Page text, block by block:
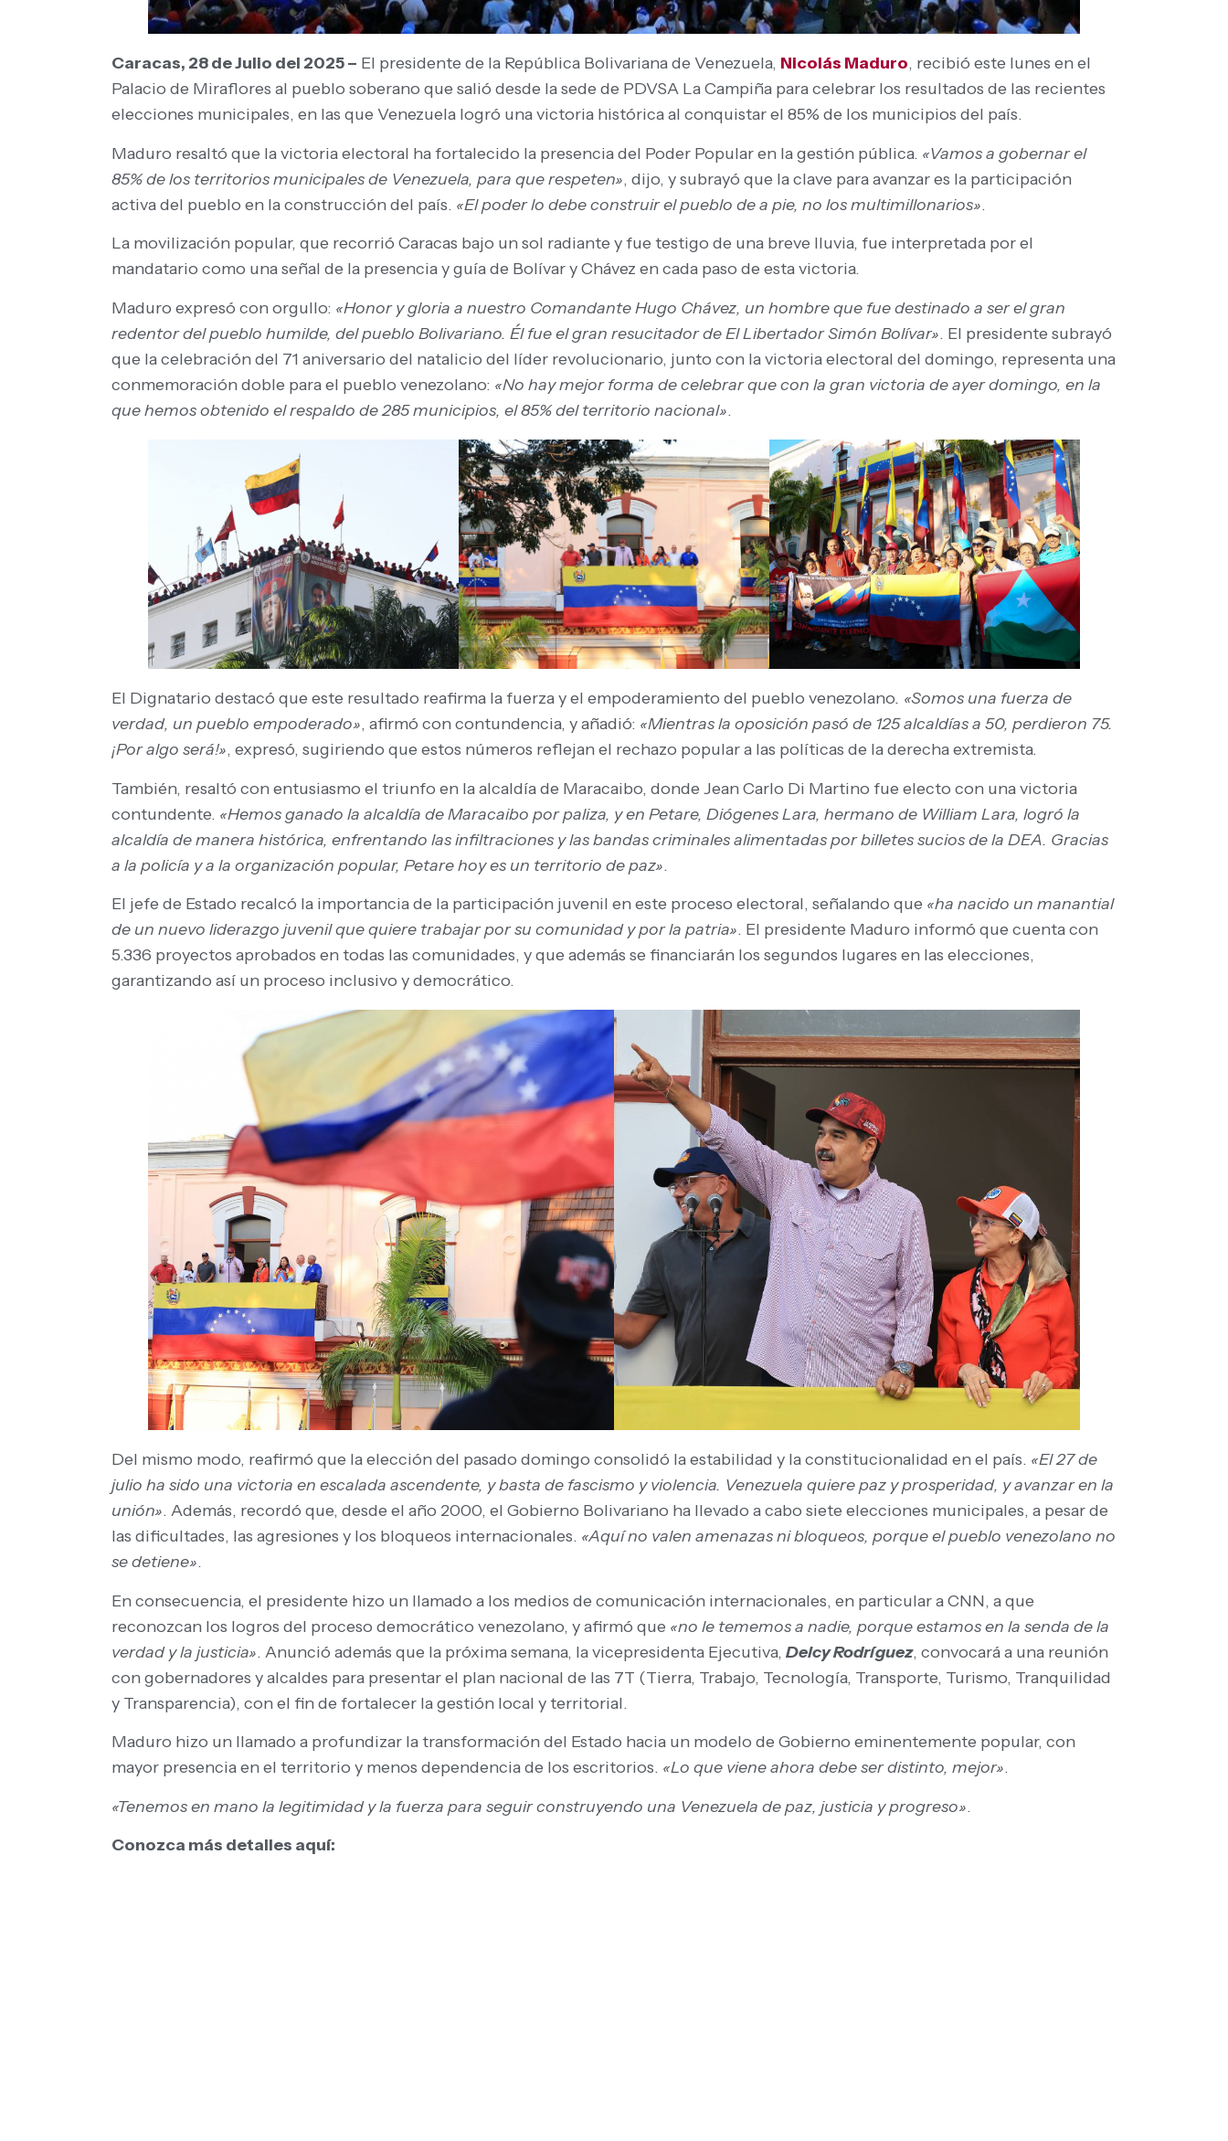
Caracas, 28 de Julio del 2025 – El presidente de la República Bolivariana de Venezuela, Nicolás Maduro, recibió este lunes en el
Palacio de Miraflores al pueblo soberano que salió desde la sede de PDVSA La Campiña para celebrar los resultados de las recientes
elecciones municipales, en las que Venezuela logró una victoria histórica al conquistar el 85% de los municipios del país.
Maduro resaltó que la victoria electoral ha fortalecido la presencia del Poder Popular en la gestión pública. «Vamos a gobernar el
85% de los territorios municipales de Venezuela, para que respeten», dijo, y subrayó que la clave para avanzar es la participación
activa del pueblo en la construcción del país. «El poder lo debe construir el pueblo de a pie, no los multimillonarios».
La movilización popular, que recorrió Caracas bajo un sol radiante y fue testigo de una breve lluvia, fue interpretada por el
mandatario como una señal de la presencia y guía de Bolívar y Chávez en cada paso de esta victoria.
Maduro expresó con orgullo: «Honor y gloria a nuestro Comandante Hugo Chávez, un hombre que fue destinado a ser el gran
redentor del pueblo humilde, del pueblo Bolivariano. Él fue el gran resucitador de El Libertador Simón Bolívar». El presidente subrayó
que la celebración del 71 aniversario del natalicio del líder revolucionario, junto con la victoria electoral del domingo, representa una
conmemoración doble para el pueblo venezolano: «No hay mejor forma de celebrar que con la gran victoria de ayer domingo, en la
que hemos obtenido el respaldo de 285 municipios, el 85% del territorio nacional».
El Dignatario destacó que este resultado reafirma la fuerza y el empoderamiento del pueblo venezolano. «Somos una fuerza de
verdad, un pueblo empoderado», afirmó con contundencia, y añadió: «Mientras la oposición pasó de 125 alcaldías a 50, perdieron 75.
¡Por algo será!», expresó, sugiriendo que estos números reflejan el rechazo popular a las políticas de la derecha extremista.
También, resaltó con entusiasmo el triunfo en la alcaldía de Maracaibo, donde Jean Carlo Di Martino fue electo con una victoria
contundente. «Hemos ganado la alcaldía de Maracaibo por paliza, y en Petare, Diógenes Lara, hermano de William Lara, logró la
alcaldía de manera histórica, enfrentando las infiltraciones y las bandas criminales alimentadas por billetes sucios de la DEA. Gracias
a la policía y a la organización popular, Petare hoy es un territorio de paz».
El jefe de Estado recalcó la importancia de la participación juvenil en este proceso electoral, señalando que «ha nacido un manantial
de un nuevo liderazgo juvenil que quiere trabajar por su comunidad y por la patria». El presidente Maduro informó que cuenta con
5.336 proyectos aprobados en todas las comunidades, y que además se financiarán los segundos lugares en las elecciones,
garantizando así un proceso inclusivo y democrático.
Del mismo modo, reafirmó que la elección del pasado domingo consolidó la estabilidad y la constitucionalidad en el país. «El 27 de
julio ha sido una victoria en escalada ascendente, y basta de fascismo y violencia. Venezuela quiere paz y prosperidad, y avanzar en la
unión». Además, recordó que, desde el año 2000, el Gobierno Bolivariano ha llevado a cabo siete elecciones municipales, a pesar de
las dificultades, las agresiones y los bloqueos internacionales. «Aquí no valen amenazas ni bloqueos, porque el pueblo venezolano no
se detiene».
En consecuencia, el presidente hizo un llamado a los medios de comunicación internacionales, en particular a CNN, a que
reconozcan los logros del proceso democrático venezolano, y afirmó que «no le tememos a nadie, porque estamos en la senda de la
verdad y la justicia». Anunció además que la próxima semana, la vicepresidenta Ejecutiva, Delcy Rodríguez, convocará a una reunión
con gobernadores y alcaldes para presentar el plan nacional de las 7T (Tierra, Trabajo, Tecnología, Transporte, Turismo, Tranquilidad
y Transparencia), con el fin de fortalecer la gestión local y territorial.
Maduro hizo un llamado a profundizar la transformación del Estado hacia un modelo de Gobierno eminentemente popular, con
mayor presencia en el territorio y menos dependencia de los escritorios. «Lo que viene ahora debe ser distinto, mejor».
«Tenemos en mano la legitimidad y la fuerza para seguir construyendo una Venezuela de paz, justicia y progreso».
Conozca más detalles aquí: